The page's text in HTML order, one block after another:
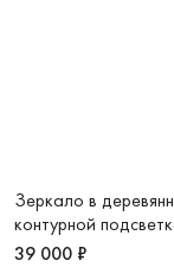
Зеркало в
контурной
Фрейя
39 000 ₽